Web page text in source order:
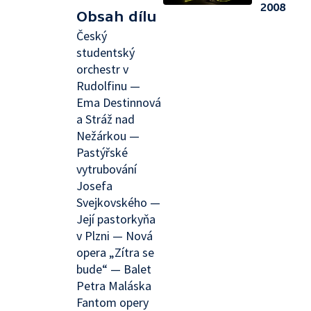
Obsah dílu
Český
studentský
orchestr v
Rudolfinu —
Ema Destinnová
a Stráž nad
Nežárkou —
Pastýřské
vytrubování
Josefa
Svejkovského —
Její pastorkyňa
v Plzni — Nová
opera „Zítra se
bude“ — Balet
Petra Maláska
Fantom opery
2008